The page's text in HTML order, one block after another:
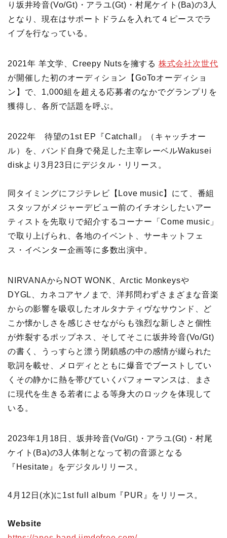
り坂井玲音(Vo/Gt)・アラユ(Gt)・村尾ケイト(Ba)の3人
となり、現在はサポートドラムを入れて４ピースでラ
イブを行なっている。
2021年 羊文学、Creepy Nutsを擁する 株式会社次世代
が開催した初のオーディション【GoToオーディショ
ン】で、1,000組を超える応募者のなかでグランプリを
獲得し、各所で話題を呼ぶ。
2022年 待望の1st EP『Catchall』（キャッチオー
ル）を、バンド自身で発足した主宰レーベルWakusei
diskより3月23日にデジタル・リリース。
同タイミングにフジテレビ【Love music】にて、番組
スタッフがメジャーデビュー前のイチオシしたいアー
ティストを先取りで紹介するコーナー「Come music」
で取り上げられ、各地のイベント、サーキットフェ
ス・イベンター企画等に多数出演中。
NIRVANAからNOT WONK、Arctic Monkeysや
DYGL、カネコアヤノまで、洋邦問わずさまざまな音楽
からの影響を吸収したオルタナティヴなサウンド、ど
こか懐かしさを感じさせながらも強烈な新しさと個性
が炸裂するポップネス、そしてそこに坂井玲音(Vo/Gt)
の書く、うっすらと漂う閉鎖感の中の感情が綴られた
歌詞を載せ、メロディとともに爆音でブーストしてい
くその静かに熱を帯びていくパフォーマンスは、まさ
に現代を生きる若者による等身大のロックを体現して
いる。
2023年1月18日、坂井玲音(Vo/Gt)・アラユ(Gt)・村尾
ケイト(Ba)の3人体制となって初の音源となる
『Hesitate』をデジタルリリース。
4月12日(水)に1st full album『PUR』をリリース。
Website